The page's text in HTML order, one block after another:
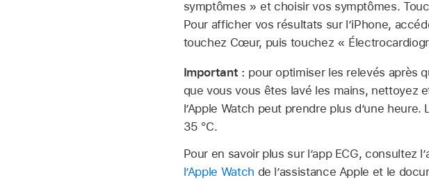
symptômes » et choisir vos symptômes.
Pour afficher vos résultats sur l’iPhone,
touchez Cœur, puis touchez «
Important : pour optimiser les relevés après
que vous vous êtes lavé les mains, nettoyez
l’Apple Watch peut prendre plus d’une
35 °C.
Pour en savoir plus sur l’app ECG, consultez
l’Apple Watch de l’assistance Apple et le